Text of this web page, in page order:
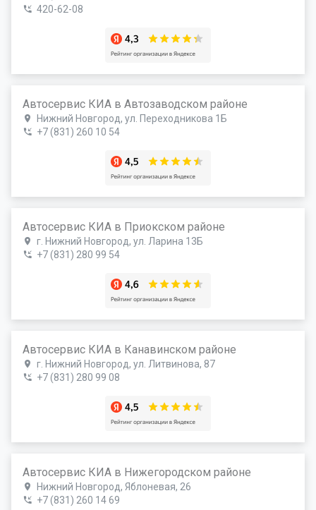
420-62-08
Автосервис КИА в Автозаводском районе
Нижний Новгород, ул. Переходникова 1Б
+7 (831) 260 10 54
Автосервис КИА в Приокском районе
г. Нижний Новгород, ул. Ларина 13Б
+7 (831) 280 99 54
Автосервис КИА в Канавинском районе
г. Нижний Новгород, ул. Литвинова, 87
+7 (831) 280 99 08
Автосервис КИА в Нижегородском районе
Нижний Новгород, Яблоневая, 26
+7 (831) 260 14 69